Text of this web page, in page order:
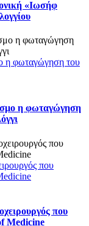
«Ιωσήφ
η φωταγώγηση του
η φωταγώγηση
που
που
Medicine